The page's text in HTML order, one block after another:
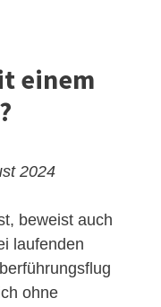
einem
2024
beweist auch
laufenden
ohne